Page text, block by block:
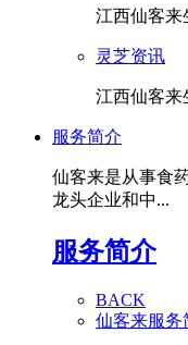
江西仙客来
灵芝资讯
江西仙客来
服务简介
仙客来是从事食
龙头企业和中...
服务简介
BACK
仙客来服务